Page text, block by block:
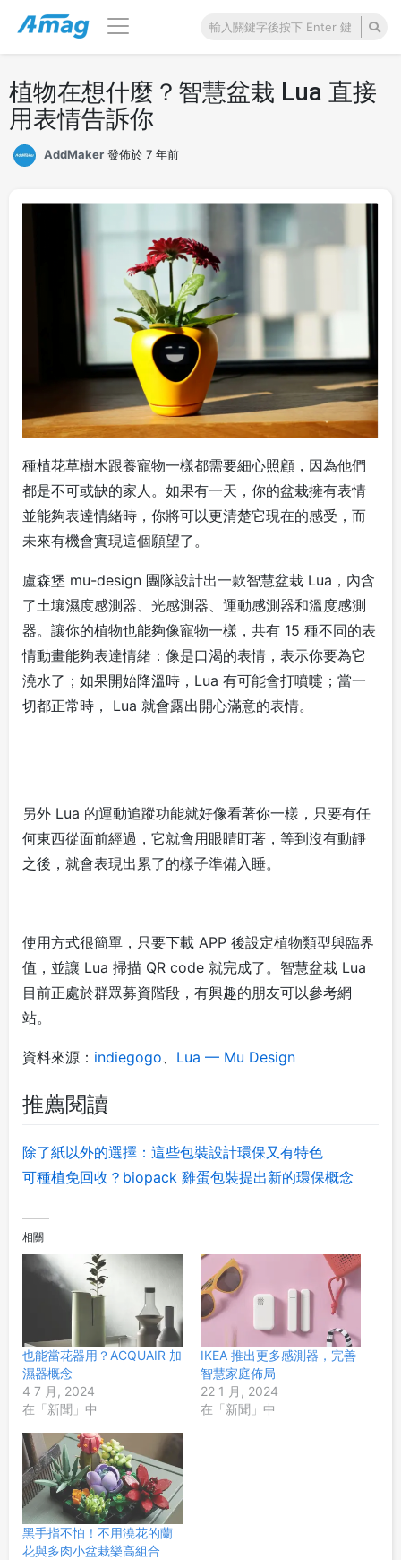
植物在想什麼？智慧盆栽 Lua 直接
用表情告訴你
AddMaker 發佈於 7 年前
種植花草樹木跟養寵物一樣都需要細心照顧，因為他們
都是不可或缺的家人。如果有一天，你的盆栽擁有表情
並能夠表達情緒時，你將可以更清楚它現在的感受，而
未來有機會實現這個願望了。
盧森堡 mu-design 團隊設計出一款智慧盆栽 Lua，內含
了土壤濕度感測器、光感測器、運動感測器和溫度感測
器。讓你的植物也能夠像寵物一樣，共有 15 種不同的表
情動畫能夠表達情緒：像是口渴的表情，表示你要為它
澆水了；如果開始降溫時，Lua 有可能會打噴嚏；當一
切都正常時， Lua 就會露出開心滿意的表情。
另外 Lua 的運動追蹤功能就好像看著你一樣，只要有任
何東西從面前經過，它就會用眼睛盯著，等到沒有動靜
之後，就會表現出累了的樣子準備入睡。
使用方式很簡單，只要下載 APP 後設定植物類型與臨界
值，並讓 Lua 掃描 QR code 就完成了。智慧盆栽 Lua
目前正處於群眾募資階段，有興趣的朋友可以參考網
站。
資料來源： indiegogo、 Lua — Mu Design
推薦閱讀
除了紙以外的選擇：這些包裝設計環保又有特色
可種植免回收？biopack 雞蛋包裝提出新的環保概念
相關
也能當花器用？ACQUAIR 加
濕器概念
4 7 月, 2024
在「新聞」中
IKEA 推出更多感測器，完善
智慧家庭佈局
22 1 月, 2024
在「新聞」中
黑手指不怕！不用澆花的蘭
花與多肉小盆栽樂高組合